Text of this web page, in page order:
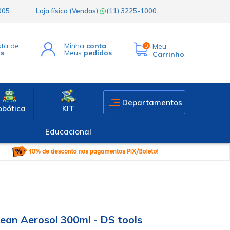
Loja física (Vendas) (11) 3225-1000
de Minha conta
Meus pedidos
0
Meu
Carrinho
KIT
Educacional
Departamentos
Aerosol 300ml - DS tools